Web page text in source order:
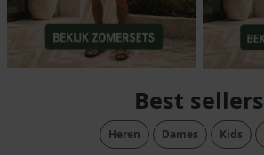
Best sellers
Heren Dames Kids